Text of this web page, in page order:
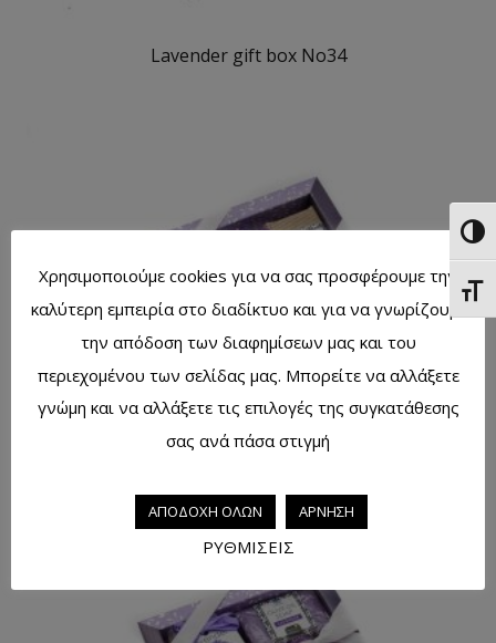
Lavender gift box No34
Lavender gift box No25
Χρησιμοποιούμε cookies για να σας προσφέρουμε την
καλύτερη εμπειρία στο διαδίκτυο και για να γνωρίζουμε
την απόδοση των διαφημίσεων μας και του
περιεχομένου των σελίδας μας. Μπορείτε να αλλάξετε
γνώμη και να αλλάξετε τις επιλογές της συγκατάθεσης
σας ανά πάσα στιγμή
ΑΠΟΔΟΧΗ ΟΛΩΝ ΑΡΝΗΣΗ
ΡΥΘΜΙΣΕΙΣ